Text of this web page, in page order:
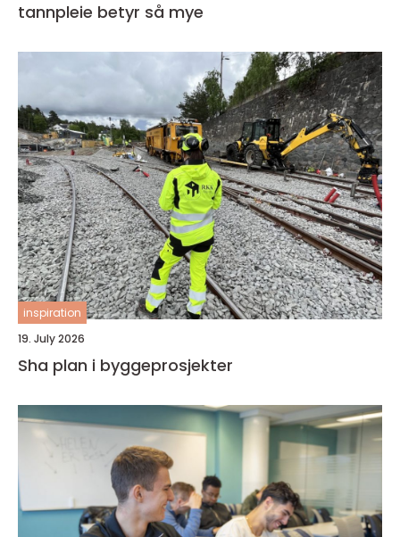
tannpleie betyr så mye
inspiration
19. July 2026
Sha plan i byggeprosjekter